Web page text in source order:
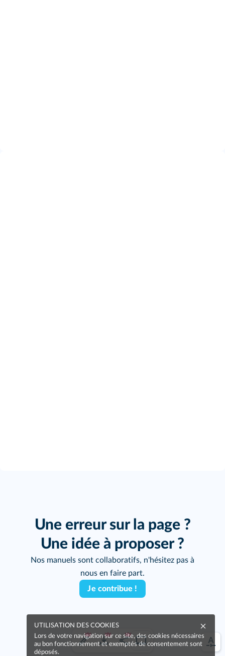
Une erreur sur la page ?
Une idée à proposer ?
Nos manuels sont collaboratifs, n'hésitez pas à
nous en faire part.
Je contribue !
UTILISATION DES COOKIES
Lors de votre navigation sur ce site, des cookies nécessaires
au bon fonctionnement et exemptés de consentement sont
déposés.